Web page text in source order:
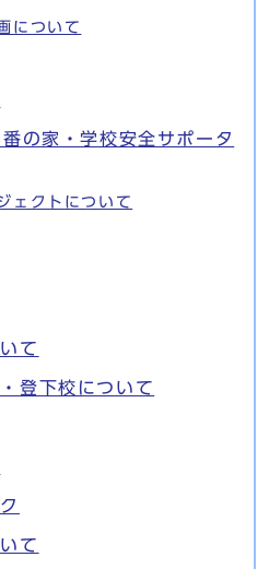
について
の家・学校安全サポータ
ェクトについて
て
登下校について
て